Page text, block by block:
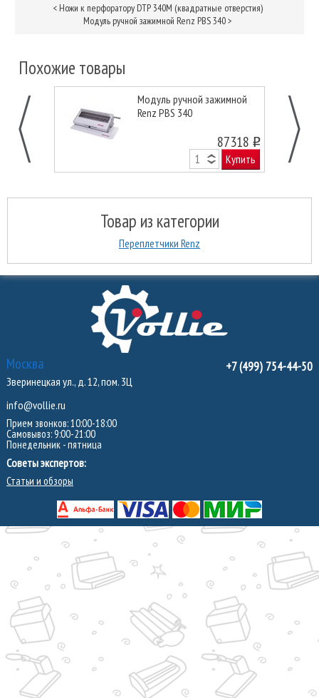
< Ножи к перфоратору DTP 340M (квадратные отверстия)
Модуль ручной зажимной Renz PBS 340>
Похожие товары
Модуль ручной зажимной
Renz PBS 340
87318 o
Купить
Товар из категории
Переплетчики Renz
Москва
Зверинецкая ул., д. 12, пом. 3Ц
info@vollie.ru
Прием звонков: 10:00-18:00
Самовывоз: 9:00-21:00
Понедельник - пятница
Советы экспертов:
Статьи и обзоры
+7 (499) 754-44-50